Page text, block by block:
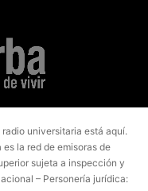
radio universitaria está aquí.
la red de emisoras de
sujeta a inspección y
– Personería jurídica: